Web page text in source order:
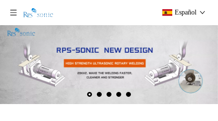
Español